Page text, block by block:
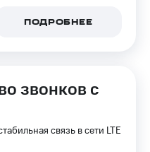
ПОДРОБНЕЕ
звонков с
связь в сети LTE